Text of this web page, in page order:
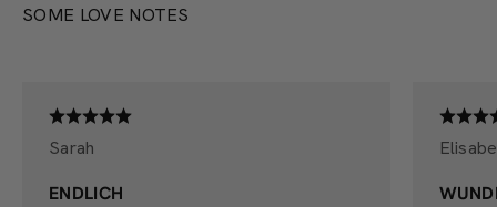
SOME LOVE NOTES
Sarah
ENDLICH